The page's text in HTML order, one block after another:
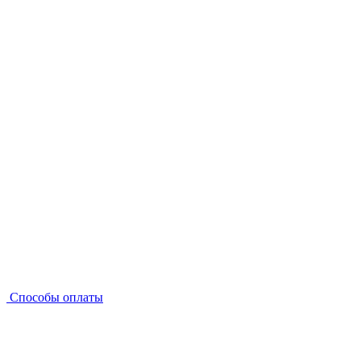
Способы оплаты